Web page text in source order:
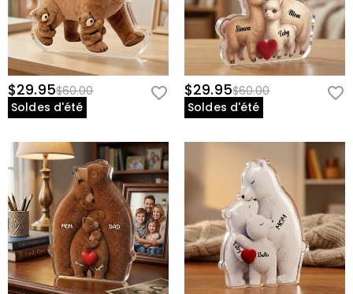
$29.95$60.00
Soldes d'été
$29.95$60.00
Soldes d'été